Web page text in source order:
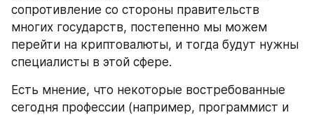
сопротивление со стороны правительств
многих государств, постепенно мы можем
перейти на криптовалюты, и тогда будут нужны
специалисты в этой сфере.
Есть мнение, что некоторые востребованные
сегодня профессии (например, программист и